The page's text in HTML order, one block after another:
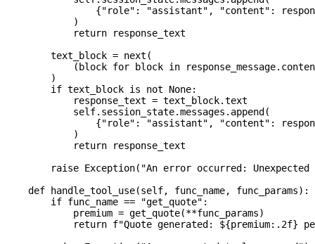
                {
"role" : "assistant" , "content" :
            )
            return
response_text
        text_block
= next (
            (block
for block in
        )
        if
text_block is not None:
            response_text
= text_block.text
            self
.session_state.messages.append(
                {
"role" : "assistant" , "content" :
            )
            return
response_text
        raise
Exception( "An error occurred: Unexpected
    def
handle_tool_use(self, func_name, func_params):
        if
func_name == "get_quote" :
            premium
= get_quote(**func_params)
            return
f"Quote generated: ${premium:.2f}